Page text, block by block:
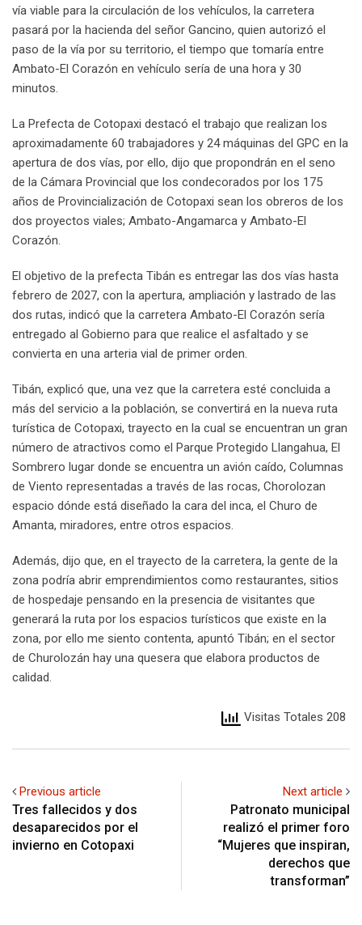
vía viable para la circulación de los vehículos, la carretera
pasará por la hacienda del señor Gancino, quien autorizó el
paso de la vía por su territorio, el tiempo que tomaría entre
Ambato-El Corazón en vehículo sería de una hora y 30
minutos.
La Prefecta de Cotopaxi destacó el trabajo que realizan los
aproximadamente 60 trabajadores y 24 máquinas del GPC en la
apertura de dos vías, por ello, dijo que propondrán en el seno
de la Cámara Provincial que los condecorados por los 175
años de Provincialización de Cotopaxi sean los obreros de los
dos proyectos viales; Ambato-Angamarca y Ambato-El
Corazón.
El objetivo de la prefecta Tibán es entregar las dos vías hasta
febrero de 2027, con la apertura, ampliación y lastrado de las
dos rutas, indicó que la carretera Ambato-El Corazón sería
entregado al Gobierno para que realice el asfaltado y se
convierta en una arteria vial de primer orden.
Tibán, explicó que, una vez que la carretera esté concluida a
más del servicio a la población, se convertirá en la nueva ruta
turística de Cotopaxi, trayecto en la cual se encuentran un gran
número de atractivos como el Parque Protegido Llangahua, El
Sombrero lugar donde se encuentra un avión caído, Columnas
de Viento representadas a través de las rocas, Chorolozan
espacio dónde está diseñado la cara del inca, el Churo de
Amanta, miradores, entre otros espacios.
Además, dijo que, en el trayecto de la carretera, la gente de la
zona podría abrir emprendimientos como restaurantes, sitios
de hospedaje pensando en la presencia de visitantes que
generará la ruta por los espacios turísticos que existe en la
zona, por ello me siento contenta, apuntó Tibán; en el sector
de Churolozán hay una quesera que elabora productos de
calidad.
Visitas Totales 208
Previous article
Tres fallecidos y dos
desaparecidos por el
invierno en Cotopaxi
Next article
Patronato municipal
realizó el primer foro
“Mujeres que inspiran,
derechos que
transforman”